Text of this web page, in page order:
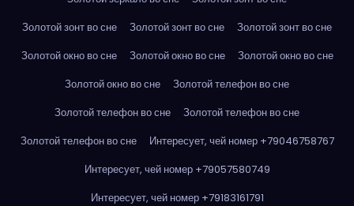
Золотой зонт во сне
Золотой зонт во сне
Золотой зонт во сне
Золотой окно во сне
Золотой окно во сне
Золотой окно во сне
Золотой окно во сне
Золотой телефон во сне
Золотой телефон во сне
Золотой телефон во сне
Золотой телефон во сне
Интересует, чей номер +79046758767
Интересует, чей номер +79057580749
Интересует, чей номер +79183161791